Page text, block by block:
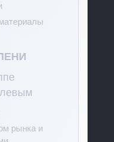
рынка и